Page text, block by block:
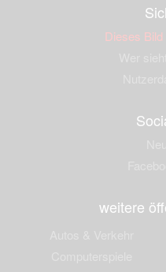
Dieses
weitere